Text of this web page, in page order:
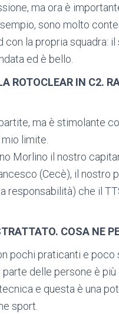
ma ora è
sono molto
con la propria squadra:
ed è bello.
ROTOCLEAR IN C2.
ma è stimolante
limite.
Morlino il nostro
(Cecè), il nostro
responsabilità) che il
COSA NE
pochi praticanti e poco
delle persone è
e questa è una
sport.